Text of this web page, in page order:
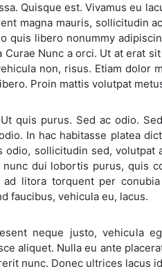
Quisque est. Vivamus eu
magna mauris, sollicitudin
quis libero nonummy
Nunc a orci. Ut at erat
non, risus. Etiam dolor
Proin mattis volutpat
quis purus. Sed ac odio.
In hac habitasse platea
sollicitudin sed, volutpat
dui lobortis purus, quis
litora torquent per
faucibus, vehicula eu, lacus.
neque justo, vehicula
aliquet. Nulla eu ante
nunc. Donec ultrices lacus